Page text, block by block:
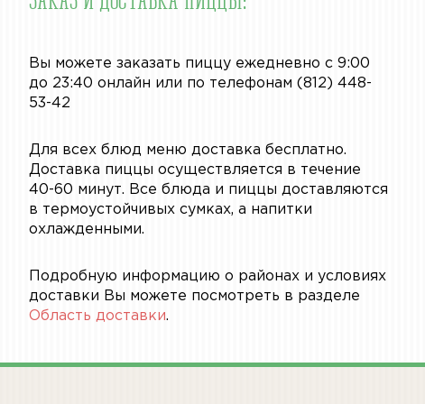
Вы можете заказать пиццу ежедневно с 9:00
до 23:40 онлайн или по телефонам (812) 448-
53-42
Для всех блюд меню доставка бесплатно.
Доставка пиццы осуществляется в течение
40-60 минут. Все блюда и пиццы доставляются
в термоустойчивых сумках, а напитки
охлажденными.
Подробную информацию о районах и условиях
доставки Вы можете посмотреть в разделе
Область доставки.